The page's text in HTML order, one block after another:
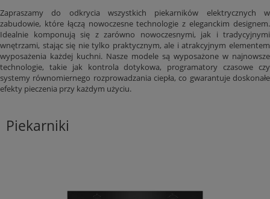
Zapraszamy do odkrycia wszystkich piekarników elektrycznych w
zabudowie, które łączą nowoczesne technologie z eleganckim designem.
Idealnie komponują się z zarówno nowoczesnymi, jak i tradycyjnymi
wnętrzami, stając się nie tylko praktycznym, ale i atrakcyjnym elementem
wyposażenia każdej kuchni. Nasze modele są wyposażone w najnowsze
technologie, takie jak kontrola dotykowa, programatory czasowe czy
systemy równomiernego rozprowadzania ciepła, co gwarantuje doskonałe
efekty pieczenia przy każdym użyciu.
Piekarniki